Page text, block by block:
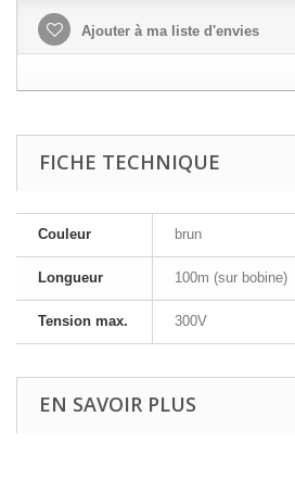
Ajouter à ma liste d'envies
FICHE TECHNIQUE
Couleur brun
Longueur 100m (sur bobine)
Tension max. 300V
EN SAVOIR PLUS